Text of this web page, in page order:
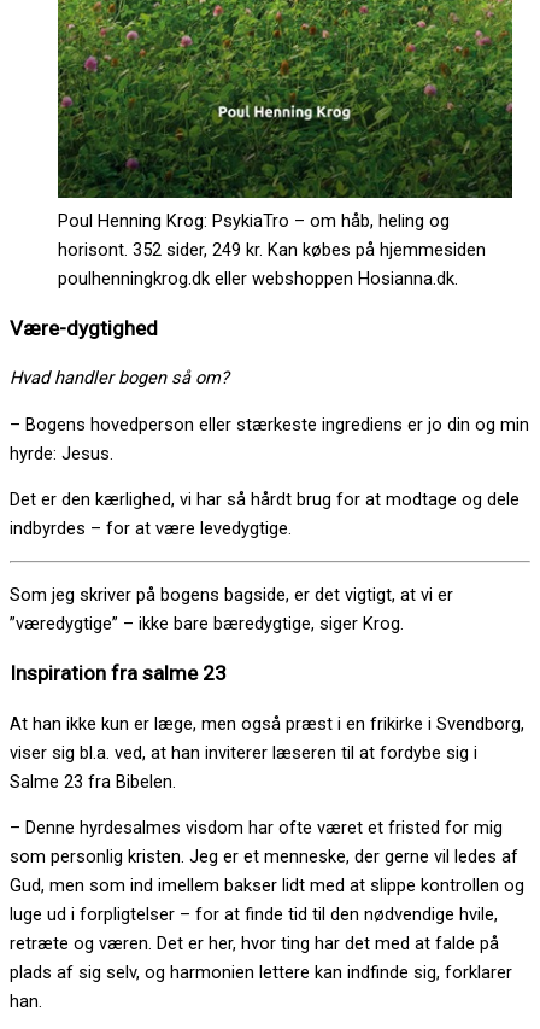
Poul Henning Krog: PsykiaTro – om håb, heling og
horisont. 352 sider, 249 kr. Kan købes på hjemmesiden
poulhenningkrog.dk eller webshoppen Hosianna.dk.
Være-dygtighed
Hvad handler bogen så om?
– Bogens hovedperson eller stærkeste ingrediens er jo din og min
hyrde: Jesus.
Det er den kærlighed, vi har så hårdt brug for at modtage og dele
indbyrdes – for at være levedygtige.
Som jeg skriver på bogens bagside, er det vigtigt, at vi er
”væredygtige” – ikke bare bæredygtige, siger Krog.
Inspiration fra salme 23
At han ikke kun er læge, men også præst i en frikirke i Svendborg,
viser sig bl.a. ved, at han inviterer læseren til at fordybe sig i
Salme 23 fra Bibelen.
– Denne hyrdesalmes visdom har ofte været et fristed for mig
som personlig kristen. Jeg er et menneske, der gerne vil ledes af
Gud, men som ind imellem bakser lidt med at slippe kontrollen og
luge ud i forpligtelser – for at finde tid til den nødvendige hvile,
retræte og væren. Det er her, hvor ting har det med at falde på
plads af sig selv, og harmonien lettere kan indfinde sig, forklarer
han.